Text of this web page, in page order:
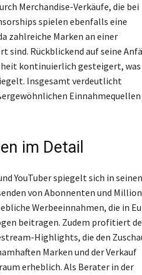
Merchandise-Verkäufe, die bei
spielen ebenfalls eine
zahlreiche Marken an einer
Rückblickend auf seine
kontinuierlich gesteigert, was
Insgesamt verdeutlicht
Einnahmequellen
im Detail
YouTuber spiegelt sich in seinen
von Abonnenten und
Werbeeinnahmen, die in
beitragen. Zudem profitiert
Highlights, die den
Marken und der Verkauf
erheblich. Als Berater in der